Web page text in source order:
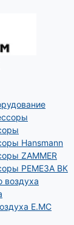
Hansmann
ZAMMER
РЕМЕЗА ВК
воздуха
E.MC